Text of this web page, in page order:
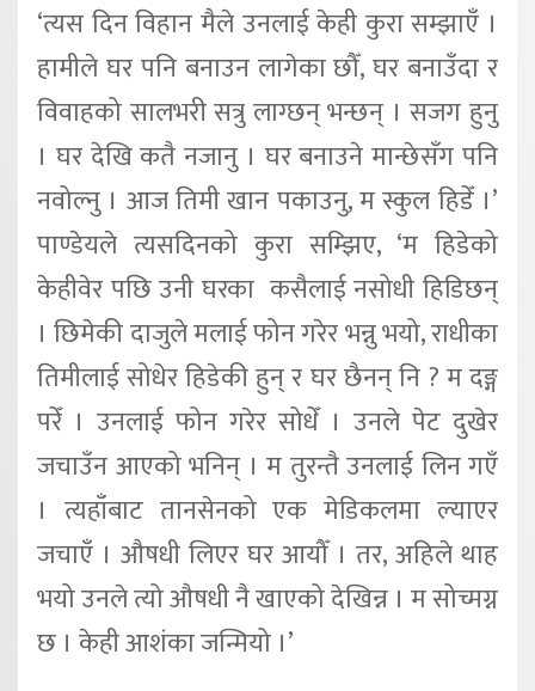
‘त्यस दिन विहान मैले उनलाई केही कुरा सम्झाएँ ।
हामीले घर पनि बनाउन लागेका छौँ, घर बनाउँदा र
विवाहको सालभरी सत्रु लाग्छन् भन्छन् । सजग हुनु
। घर देखि कतै नजानु । घर बनाउने मान्छेसँग पनि
नवोल्नु । आज तिमी खान पकाउनु, म स्कुल हिडेँ ।’
पाण्डेयले त्यसदिनको कुरा सम्झिए, ‘म हिडेको
केहीवेर पछि उनी घरका कसैलाई नसोधी हिडिछन्
। छिमेकी दाजुले मलाई फोन गरेर भन्नु भयो, राधीका
तिमीलाई सोधेर हिडेकी हुन् र घर छैनन् नि ? म दङ्ग
परेँ । उनलाई फोन गरेर सोधेँ । उनले पेट दुखेर
जचाउँन आएको भनिन् । म तुरन्तै उनलाई लिन गएँ
। त्यहाँबाट तानसेनको एक मेडिकलमा ल्याएर
जचाएँ । औषधी लिएर घर आयौँ । तर, अहिले थाह
भयो उनले त्यो औषधी नै खाएको देखिन्न । म सोच्मग्न
छ । केही आशंका जन्मियो ।’